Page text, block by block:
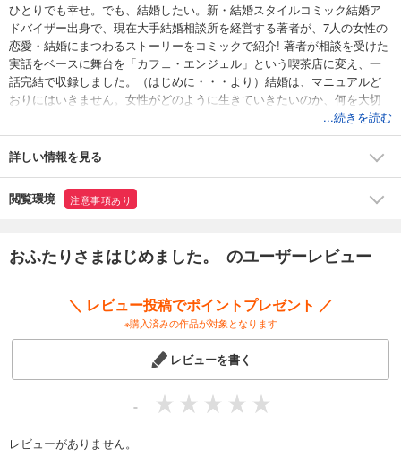
ひとりでも幸せ。でも、結婚したい。新・結婚スタイルコミック結婚ア
ドバイザー出身で、現在大手結婚相談所を経営する著者が、7人の女性の
恋愛・結婚にまつわるストーリーをコミックで紹介! 著者が相談を受けた
実話をベースに舞台を「カフェ・エンジェル」という喫茶店に変え、一
話完結で収録しました。（はじめに・・・より）結婚は、マニュアルど
おりにはいきません。女性がどのように生きていきたいのか、何を大切
にしていきたいのか……、さまざまな人生の選択肢のなかから、自ら答
えをつかみ取っていくものです。もちろん、結婚しないという選択肢も
含めてです。・ 仕事をもっとがんばりたいから、結婚は無理・・・・ 子
しているけど、“運命の人”になかなか出会えない・・・従来の「結婚っ
て、こうでなくっちゃ」といった固定観念でガチガチになっていません
てみましょう！
...続きを読む
詳しい情報を見る
閲覧環境 注意事項あり
おふたりさまはじめました。 のユーザーレビュー
＼ レビュー投稿でポイントプレゼント ／
※購入済みの作品が対象となります
レビューを書く
-
レビューがありません。